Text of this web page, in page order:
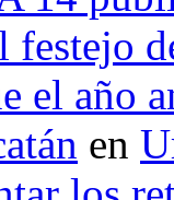
festejo
el año
en